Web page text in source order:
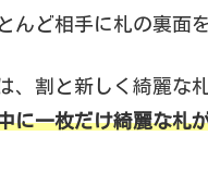
んど相手に札の裏面
、割と新しく綺麗な
に一枚だけ綺麗な札